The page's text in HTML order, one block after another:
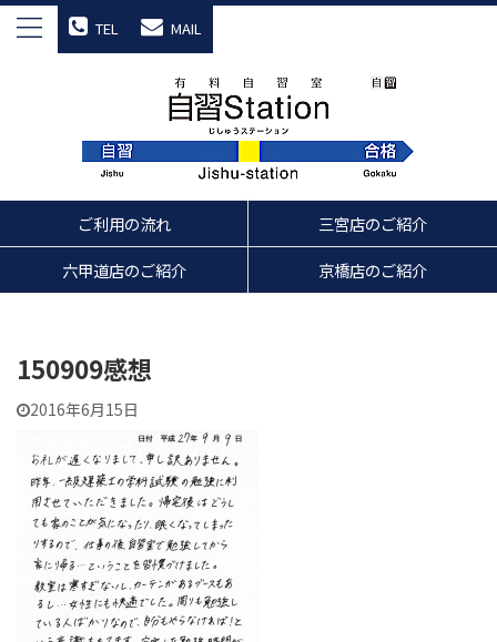
TEL MAIL
ご利用の流れ
三宮店のご紹介
六甲道店のご紹介
京橋店のご紹介
150909感想
2016年6月15日